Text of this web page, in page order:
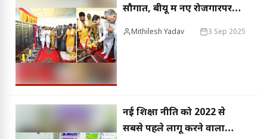
सौगात, बीयू में नए रोजगारपरक
कोर्स और बस सुविधा की
Mithilesh Yadav 3 Sep 2025
नई शिक्षा नीति को 2022 से
सबसे पहले लागू करने वाला